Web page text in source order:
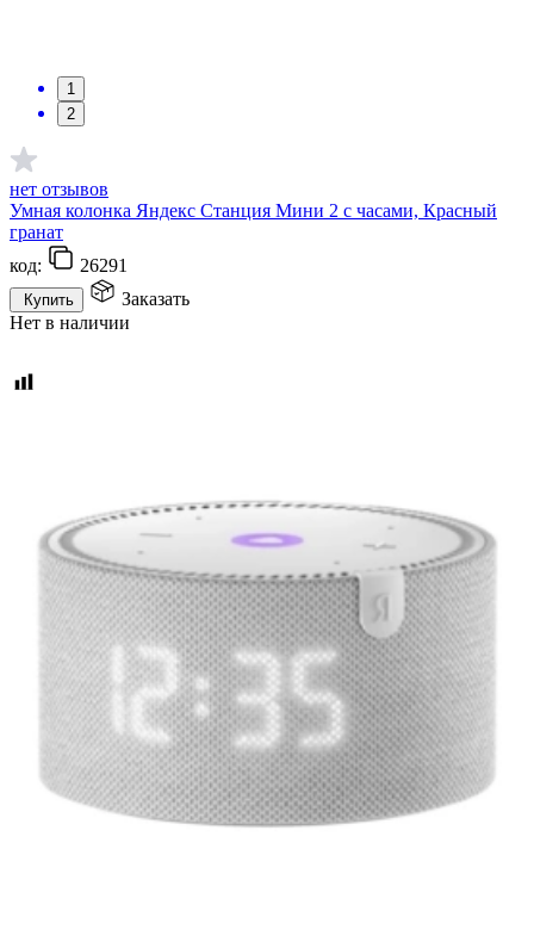
1
2
нет отзывов
Умная колонка Яндекс Станция Мини 2 с часами, Красный
гранат
код:
26291
Купить
Заказать
Нет в наличии